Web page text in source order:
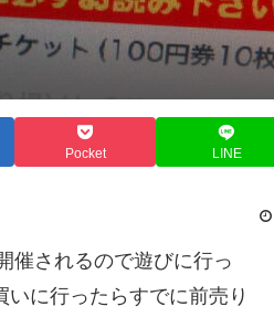
Pocket LINE
催されるので遊びに行っ
に行ったらすでに前売り